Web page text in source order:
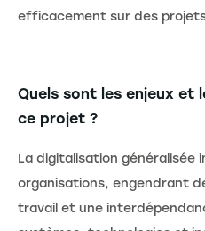
efficacement sur des
Quels sont les enjeux et
ce projet ?
La digitalisation généralisée
organisations, engendrant
travail et une